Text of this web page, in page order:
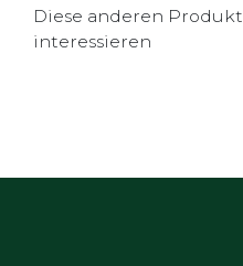
Diese anderen
interessieren